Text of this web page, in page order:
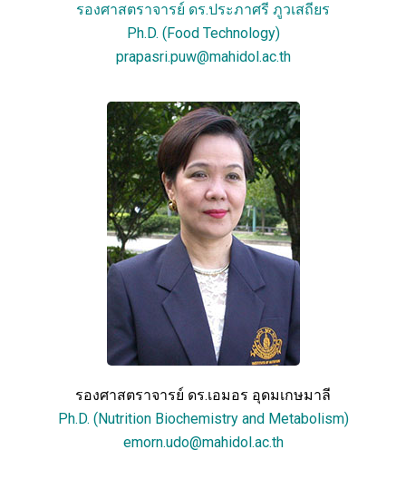
รองศาสตราจารย์ ดร.ประภาศรี ภูวเสถียร
Ph.D. (Food Technology)
prapasri.puw@mahidol.ac.th
รองศาสตราจารย์ ดร.เอมอร อุดมเกษมาลี
Ph.D. (Nutrition Biochemistry and Metabolism)
emorn.udo@mahidol.ac.th